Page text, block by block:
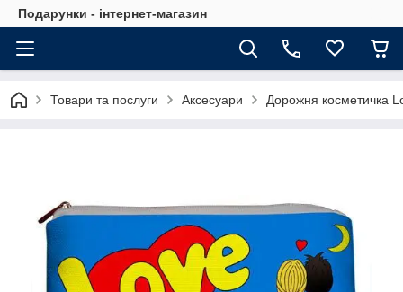
Подарунки - інтернет-магазин
Товари та послуги Аксесуари Дорожня косметичка